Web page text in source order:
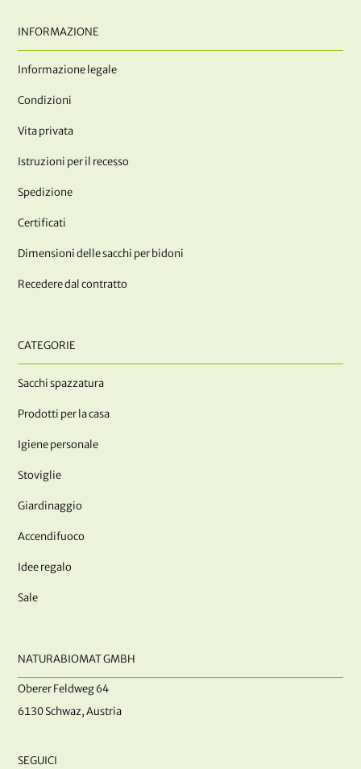
INFORMAZIONE
Informazione legale
Condizioni
Vita privata
Istruzioni per il recesso
Spedizione
Certificati
Dimensioni delle sacchi per bidoni
Recedere dal contratto
CATEGORIE
Sacchi spazzatura
Prodotti per la casa
Igiene personale
Stoviglie
Giardinaggio
Accendifuoco
Idee regalo
Sale
NATURABIOMAT GMBH
Oberer Feldweg 64
6130 Schwaz, Austria
SEGUICI